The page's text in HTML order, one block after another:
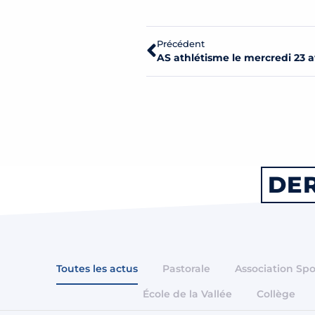
Précédent
AS athlétisme le mercredi 23
Toutes les actus Pastorale
Association
École de la Vallée
Collège